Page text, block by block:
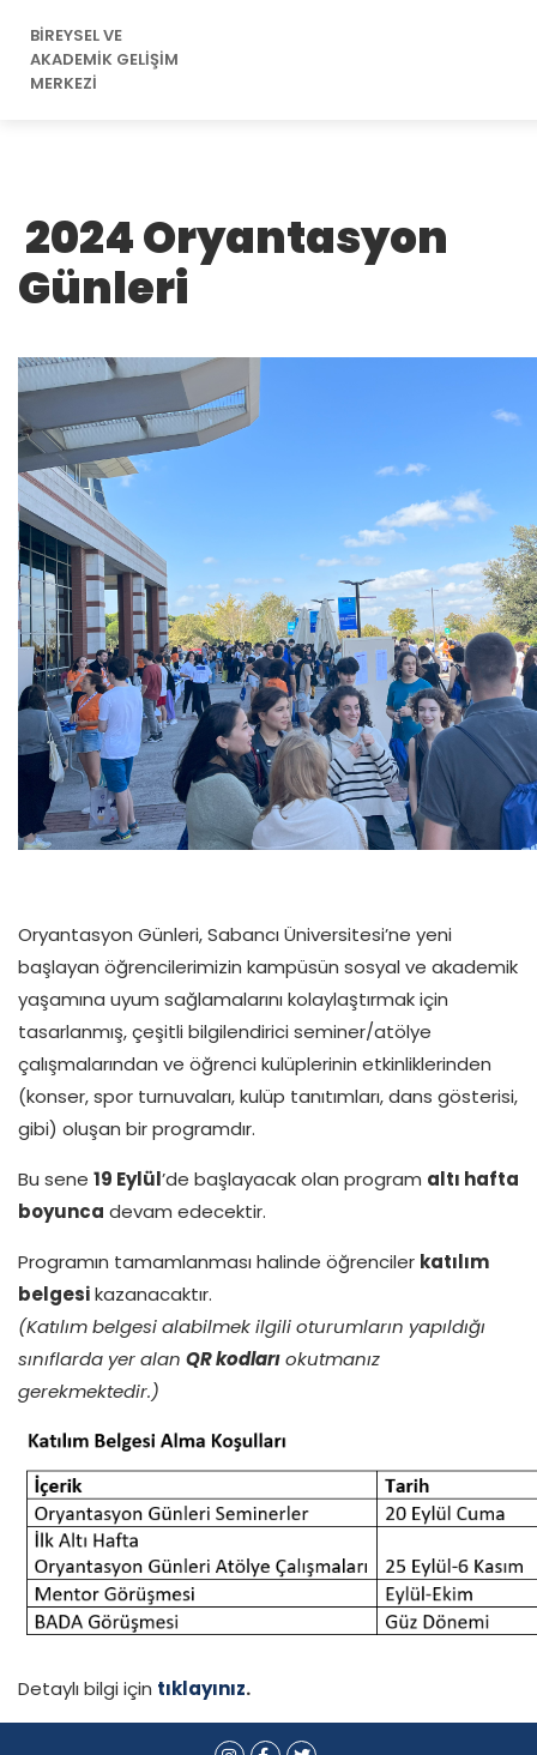
BİREYSEL VE
AKADEMİK GELİŞİM
MERKEZİ
2024 Oryantasyon
Günleri
Oryantasyon Günleri, Sabancı Üniversitesi’ne yeni
başlayan öğrencilerimizin kampüsün sosyal ve akademik
yaşamına uyum sağlamalarını kolaylaştırmak için
tasarlanmış, çeşitli bilgilendirici seminer/atölye
çalışmalarından ve öğrenci kulüplerinin etkinliklerinden
(konser, spor turnuvaları, kulüp tanıtımları, dans gösterisi,
gibi) oluşan bir programdır.
Bu sene 19 Eylül’de başlayacak olan program altı hafta
boyunca devam edecektir.
Programın tamamlanması halinde öğrenciler katılım
belgesikazanacaktır.
(Katılım belgesi alabilmek ilgili oturumların yapıldığı
sınıflarda yer alan QR kodlarıokutmanız
gerekmektedir.)
Detaylı bilgi için tıklayınız.